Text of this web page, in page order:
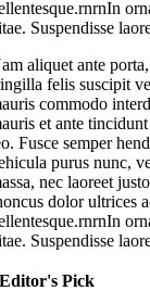
Suspendisse
aliquet ante
felis suscipit
commodo
et ante
Fusce semper
purus nunc,
nec laoreet
dolor ultrices
Suspendisse
Editor's Pick